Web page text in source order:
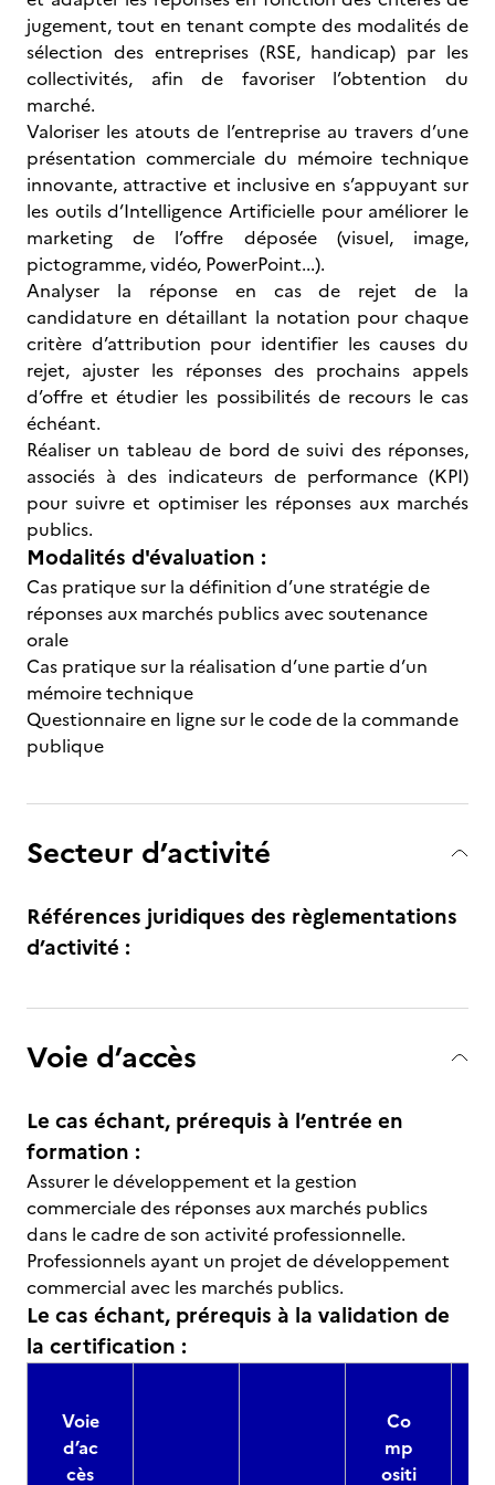
jugement, tout en tenant compte des modalités de
sélection des entreprises (RSE, handicap) par les
collectivités, afin de favoriser l’obtention du
marché.
Valoriser les atouts de l’entreprise au travers d’une
présentation commerciale du mémoire technique
innovante, attractive et inclusive en s’appuyant sur
les outils d’Intelligence Artificielle pour améliorer le
marketing de l’offre déposée (visuel, image,
pictogramme, vidéo, PowerPoint...).
Analyser la réponse en cas de rejet de la
candidature en détaillant la notation pour chaque
critère d’attribution pour identifier les causes du
rejet, ajuster les réponses des prochains appels
d’offre et étudier les possibilités de recours le cas
échéant.
Réaliser un tableau de bord de suivi des réponses,
associés à des indicateurs de performance (KPI)
pour suivre et optimiser les réponses aux marchés
publics.
Modalités d'évaluation :
Cas pratique sur la définition d’une stratégie de
réponses aux marchés publics avec soutenance
orale
Cas pratique sur la réalisation d’une partie d’un
mémoire technique
Questionnaire en ligne sur le code de la commande
publique
Secteur d’activité
Références juridiques des règlementations
d’activité :
Voie d’accès
Le cas échant, prérequis à l’entrée en
formation :
Assurer le développement et la gestion
commerciale des réponses aux marchés publics
dans le cadre de son activité professionnelle.
Professionnels ayant un projet de développement
commercial avec les marchés publics.
Le cas échant, prérequis à la validation de
la certification :
Voie
d’ac
cès
Co
mp
ositi